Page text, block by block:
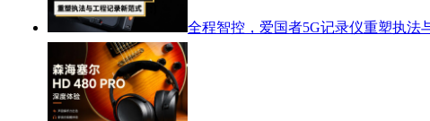
全程智控，爱国者5G记录仪重塑执法